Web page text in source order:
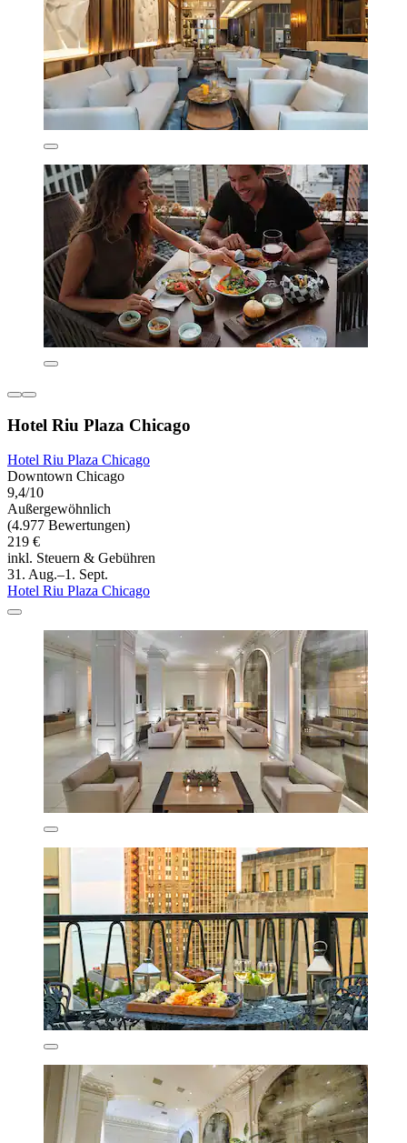
Hotel Riu Plaza Chicago
Hotel Riu Plaza Chicago
Downtown Chicago
9,4/10
Außergewöhnlich
(4.977 Bewertungen)
219 €
inkl. Steuern & Gebühren
31. Aug.–1. Sept.
Hotel Riu Plaza Chicago